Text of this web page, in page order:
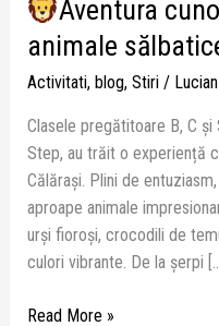
Aventura
animale
Activitati, blog, Stiri/
Clasele pregătitoare B, C și
Step, au trăit o experiență
Călărași. Plini de
aproape animale
urși fioroși, crocodili de
culori vibrante. De la șerpi
Read More »